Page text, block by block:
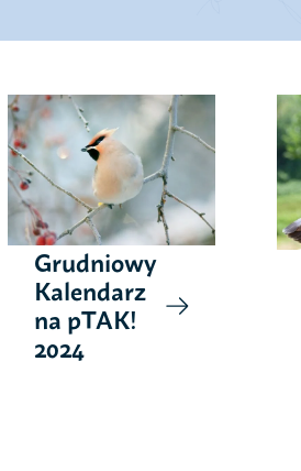
Sprawdź efekty
Grudniowy
Kalendarz
na pTAK!
2024